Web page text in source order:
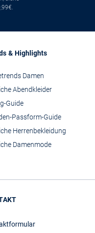
& Highlights
Damen
Abendkleider
Guide
Passform-Guide
Herrenbekleidung
Damenmode